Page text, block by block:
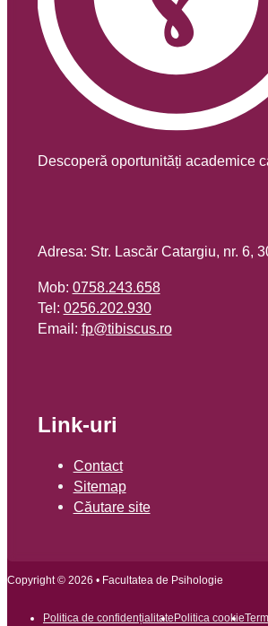
Descoperă oportunități academice
Adresa: Str. Lascăr Catargiu, nr. 6,
Mob: 0758.243.658
Tel: 0256.202.930
Email: or.sucsibit@pf
Link-uri
Contact
Sitemap
Căutare site
Copyright © 2026 • Facultatea de Psihologie
Politica de confidențialitate Politica cookie